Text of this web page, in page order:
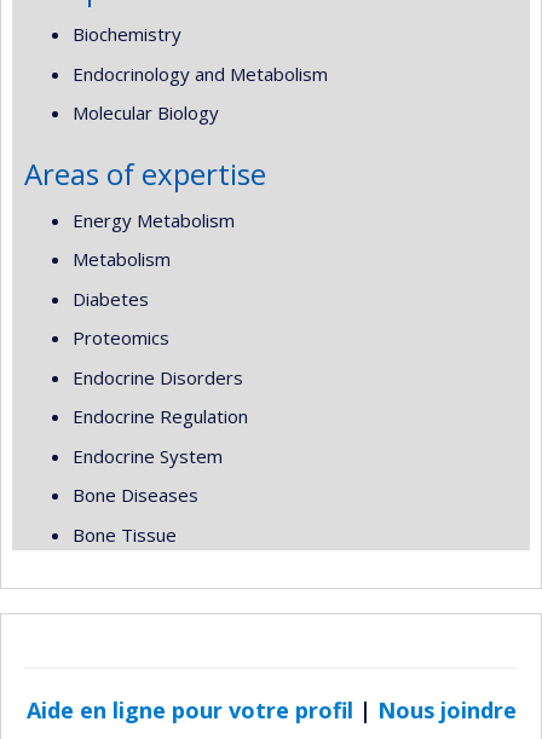
Biochemistry
Endocrinology and Metabolism
Molecular Biology
Areas of expertise
Energy Metabolism
Metabolism
Diabetes
Proteomics
Endocrine Disorders
Endocrine Regulation
Endocrine System
Bone Diseases
Bone Tissue
Aide en ligne pour votre profil | Nous joindre